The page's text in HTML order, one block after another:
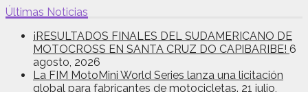
Últimas Noticias
¡RESULTADOS FINALES DEL SUDAMERICANO DE
MOTOCROSS EN SANTA CRUZ DO CAPIBARIBE! 6
agosto, 2026
La FIM MotoMini World Series lanza una licitación
global para fabricantes de motocicletas. 21 julio,